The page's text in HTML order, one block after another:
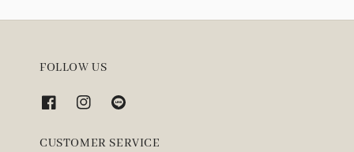
FOLLOW US
CUSTOMER SERVICE